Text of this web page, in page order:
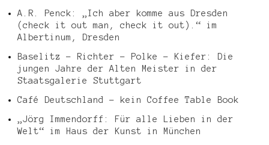
A.R. Penck: „Ich aber komme aus Dresden
(check it out man, check it out).“ im
Albertinum, Dresden
Baselitz – Richter – Polke – Kiefer: Die
jungen Jahre der Alten Meister in der
Staatsgalerie Stuttgart
Café Deutschland – kein Coffee Table Book
„Jörg Immendorff: Für alle Lieben in der
Welt“ im Haus der Kunst in München